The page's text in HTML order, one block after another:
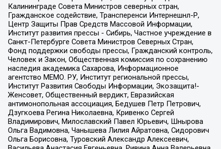
Калининграде Совета Министров северных стран,
Гражданское содействие, Трансперенси Интернешнл-Р,
Центр Защиты Прав Средств Массовой Информации,
Институт развития прессы - Сибирь, Частное учреждение в
Санкт-Петербурге Совета Министров Северных Стран,
Фонд поддержки свободы прессы, Гражданский контроль,
Человек и Закон, Общественная комиссия по сохранению
наследия академика Сахарова, Информационное
агентство МЕМО. РУ, Институт региональной прессы,
Институт Развития Свободы Информации, Экозащита!-
Женсовет, Общественный вердикт, Евразийская
антимонопольная ассоциация, Бедушев Петр Петрович,
Дзугкоева Регина Николаевна, Кривенко Сергей
Владимирович, Милославский Павел Юрьевич, Шнырова
Ольга Вадимовна, Чанышева Лилия Айратовна, Сидорович
Ольга Борисовна, Туровский Александр Алексеевич,